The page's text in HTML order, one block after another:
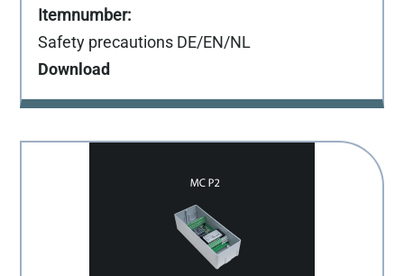
Safety precautions DE/EN/NL
Download